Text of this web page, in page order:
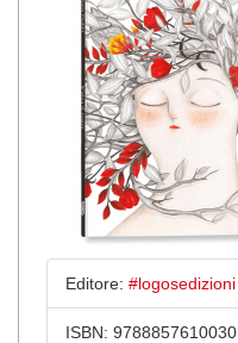
Editore: #logosedizioni
ISBN: 9788857610030